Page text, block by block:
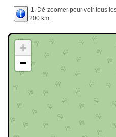
1. Dé-zoomer pour voir tous
200 km.
+
−